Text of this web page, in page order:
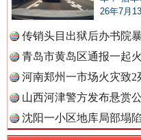
中
中
26年7月
传销头目出狱后办书院
青岛市黄岛区通报一起
河南郑州一市场火灾致2
山西河津警方发布悬赏
沈阳一小区地库局部塌